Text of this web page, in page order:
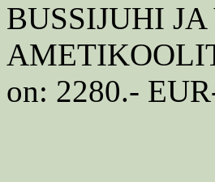
BUSSIJUHI
on: 2280.-